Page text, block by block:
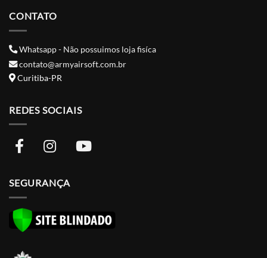
CONTATO
Whatsapp - Não possuimos loja fisíca
contato@armyairsoft.com.br
Curitiba-PR
REDES SOCIAIS
SEGURANÇA